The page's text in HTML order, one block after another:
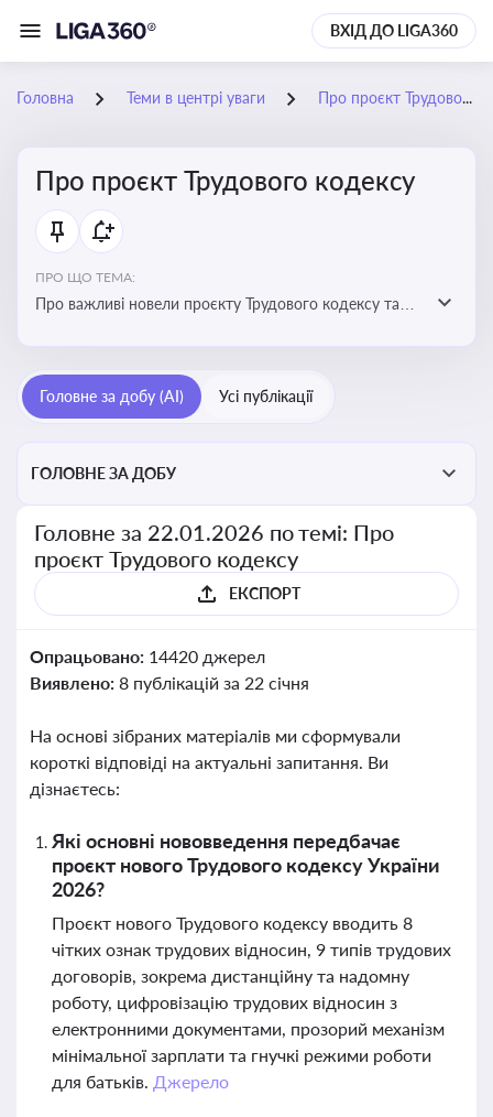
ВХІД ДО LIGA360
Головна Теми в центрі уваги Про проєкт Трудового кодексу
Про проєкт Трудового кодексу
ПРО ЩО ТЕМА:
Про важливі новели проєкту Трудового кодексу та
Головне за добу (AI) Усі публікації
ГОЛОВНЕ ЗА ДОБУ
Головне за 22.01.2026 по темі: Про
проєкт Трудового кодексу
ЕКСПОРТ
Опрацьовано: 14420 джерел
Виявлено: 8 публікацій за 22 січня
На основі зібраних матеріалів ми сформували
короткі відповіді на актуальні запитання. Ви
дізнаєтесь:
Які основні нововведення передбачає
проєкт нового Трудового кодексу України
2026?
Проєкт нового Трудового кодексу вводить 8
чітких ознак трудових відносин, 9 типів трудових
договорів, зокрема дистанційну та надомну
роботу, цифровізацію трудових відносин з
електронними документами, прозорий механізм
мінімальної зарплати та гнучкі режими роботи
для батьків. Джерело